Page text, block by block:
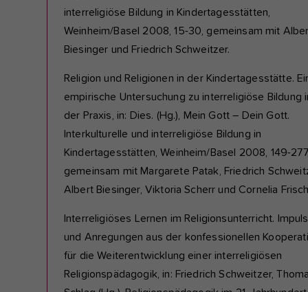
interreligiöse Bildung in Kindertagesstätten,
Weinheim/Basel 2008, 15-30, gemeinsam mit
Biesinger und Friedrich Schweitzer.
Religion und Religionen in der Kindertagesstätte.
empirische Untersuchung zu interreligiöse Bildung
der Praxis, in: Dies. (Hg.), Mein Gott – Dein Gott.
Interkulturelle und interreligiöse Bildung in
Kindertagesstätten, Weinheim/Basel 2008, 149-
gemeinsam mit Margarete Patak, Friedrich
Albert Biesinger, Viktoria Scherr und Cornelia
Interreligiöses Lernen im Religionsunterricht.
und Anregungen aus der konfessionellen
für die Weiterentwicklung einer interreligiösen
Religionspädagogik, in: Friedrich Schweitzer,